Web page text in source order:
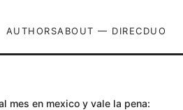
AUTHORSABOUT — DIRECDUO
mes en mexico y vale la pena: